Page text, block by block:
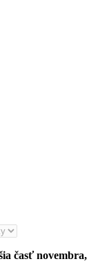
časť novembra,